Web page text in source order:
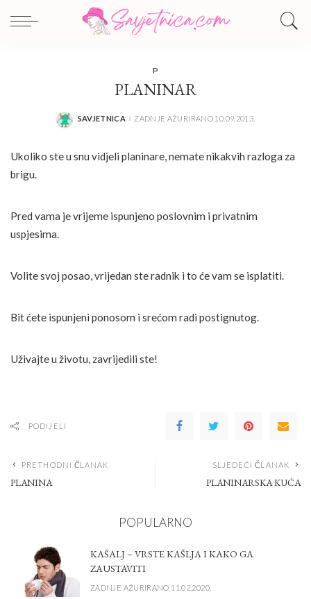
P
PLANINAR
POSTED
SAVJETNICA ZADNJE AŽURIRANO 10.09.2013.
Ukoliko ste u snu vidjeli planinare, nemate nikakvih razloga za
brigu.
Pred vama je vrijeme ispunjeno poslovnim i privatnim
uspjesima.
Volite svoj posao, vrijedan ste radnik i to će vam se isplatiti.
Bit ćete ispunjeni ponosom i srećom radi postignutog.
Uživajte u životu, zavrijedili ste!
PODIJELI
PRETHODNI ČLANAK
PLANINA
SLJEDEĆI ČLANAK
PLANINARSKA KUĆA
POPULARNO
KAŠALJ – VRSTE KAŠLJA I KAKO GA
ZAUSTAVITI
ZADNJE AŽURIRANO 11.02.2020.